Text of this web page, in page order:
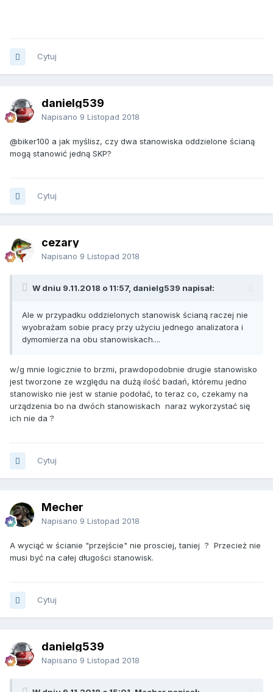
Cytuj
danielg539
Napisano 9 Listopad 2018
@biker100 a jak myślisz, czy dwa stanowiska oddzielone ścianą
mogą stanowić jedną SKP?
Cytuj
cezary
Napisano 9 Listopad 2018
W dniu 9.11.2018 o 11:57, danielg539 napisał:
Ale w przypadku oddzielonych stanowisk ścianą raczej nie
wyobrażam sobie pracy przy użyciu jednego analizatora i
dymomierza na obu stanowiskach....
w/g mnie logicznie to brzmi, prawdopodobnie drugie stanowisko
jest tworzone ze względu na dużą ilość badań, któremu jedno
stanowisko nie jest w stanie podołać, to teraz co, czekamy na
urządzenia bo na dwóch stanowiskach naraz wykorzystać się
ich nie da ?
Cytuj
Mecher
Napisano 9 Listopad 2018
A wyciąć w ścianie "przejście" nie prosciej, taniej ? Przecież nie
musi być na całej długości stanowisk.
Cytuj
danielg539
Napisano 9 Listopad 2018